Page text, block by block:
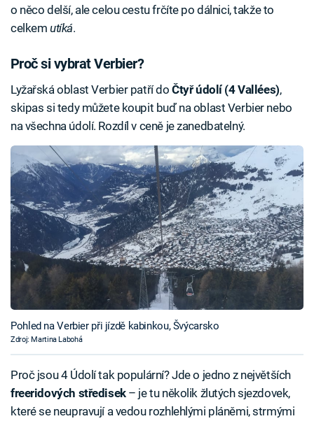
o něco delší, ale celou cestu frčíte po dálnici, takže to
celkem utíká.
Proč si vybrat Verbier?
Lyžařská oblast Verbier patří doČtyř údolí (4 Vallées),
skipas si tedy můžete koupit buď na oblast Verbier nebo
na všechna údolí. Rozdíl v ceně je zanedbatelný.
Pohled na Verbier při jízdě kabinkou, Švýcarsko
Zdroj: Martina Labohá
Proč jsou 4 Údolí tak populární? Jde o jedno z největších
freeridových středisek– je tu několik žlutých sjezdovek,
které se neupravují a vedou rozhlehlými pláněmi, strmými